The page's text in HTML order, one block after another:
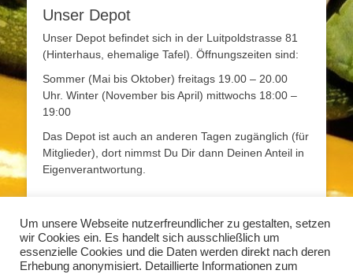
Unser Depot
Unser Depot befindet sich in der Luitpoldstrasse 81
(Hinterhaus, ehemalige Tafel). Öffnungszeiten sind:
Sommer (Mai bis Oktober) freitags 19.00 – 20.00
Uhr. Winter (November bis April) mittwochs 18:00 –
19:00
Das Depot ist auch an anderen Tagen zugänglich (für
Mitglieder), dort nimmst Du Dir dann Deinen Anteil in
Eigenverantwortung.
Mehr Infos
Mehr Informationen zum Thema Solidarische
Landwirtschaft findet Ihr unterwww.solidarische-
Um unsere Webseite nutzerfreundlicher zu gestalten, setzen
wir Cookies ein. Es handelt sich ausschließlich um
essenzielle Cookies und die Daten werden direkt nach deren
Erhebung anonymisiert. Detaillierte Informationen zum